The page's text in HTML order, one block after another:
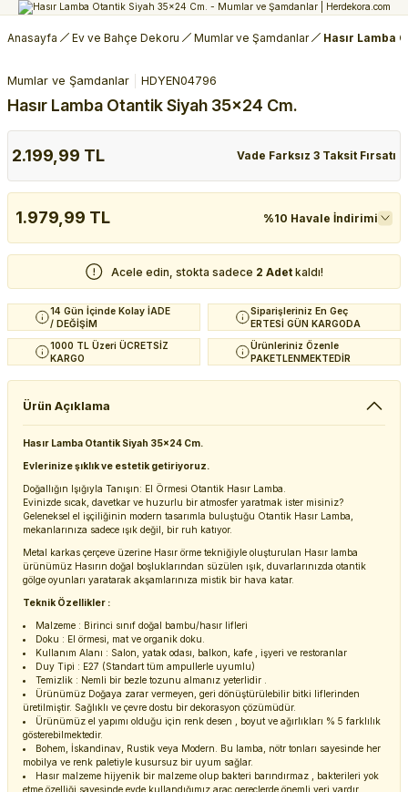
Anasayfa Ev ve Bahçe Dekoru Mumlar ve Şamdanlar Hasır Lamba
Mumlar ve Şamdanlar HDYEN04796
Hasır Lamba Otantik Siyah 35x24 Cm.
2.199,99 TL Vade Farksız 3 Taksit Fırsatı
1.979,99 TL %10 Havale İndirimi
Acele edin, stokta sadece 2 Adet kaldı!
14 Gün İçinde Kolay İADE
/ DEĞİŞİM
Siparişleriniz En Geç
ERTESİ GÜN KARGODA
1000 TL Üzeri ÜCRETSİZ
KARGO
Ürünleriniz Özenle
PAKETLENMEKTEDİR
Ürün Açıklama
Hasır Lamba Otantik Siyah 35x24 Cm.
Evlerinize şıklık ve estetik getiriyoruz.
Doğallığın Işığıyla Tanışın: El Örmesi Otantik Hasır Lamba.
Evinizde sıcak, davetkar ve huzurlu bir atmosfer yaratmak ister misiniz?
Geleneksel el işçiliğinin modern tasarımla buluştuğu Otantik Hasır Lamba,
mekanlarınıza sadece ışık değil, bir ruh katıyor.
Metal karkas çerçeve üzerine Hasır örme tekniğiyle oluşturulan Hasır lamba
ürünümüz Hasırın doğal boşluklarından süzülen ışık, duvarlarınızda otantik
gölge oyunları yaratarak akşamlarınıza mistik bir hava katar.
Teknik Özellikler :
Malzeme : Birinci sınıf doğal bambu/hasır lifleri
Doku : El örmesi, mat ve organik doku.
Kullanım Alanı : Salon, yatak odası, balkon, kafe , işyeri ve restoranlar
Duy Tipi : E27 (Standart tüm ampullerle uyumlu)
Temizlik : Nemli bir bezle tozunu almanız yeterlidir .
Ürünümüz Doğaya zarar vermeyen, geri dönüştürülebilir bitki liflerinden
üretilmiştir. Sağlıklı ve çevre dostu bir dekorasyon çözümüdür.
Ürünümüz el yapımı olduğu için renk desen , boyut ve ağırlıkları % 5 farklılık
gösterebilmektedir.
Bohem, İskandinav, Rustik veya Modern. Bu lamba, nötr tonları sayesinde her
mobilya ve renk paletiyle kusursuz bir uyum sağlar.
Hasır malzeme hijyenik bir malzeme olup bakteri barındırmaz , bakterileri yok
etme özelliği sayesinde evde kullandığımız araç gereçlerde önemli yeri vardır.